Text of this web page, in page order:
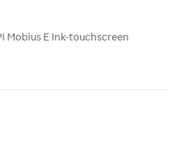
Mobius E Ink-touchscreen